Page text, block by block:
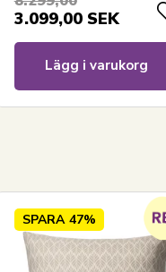
3.099,00 SEK
Lägg i varukorg
SPARA 47%